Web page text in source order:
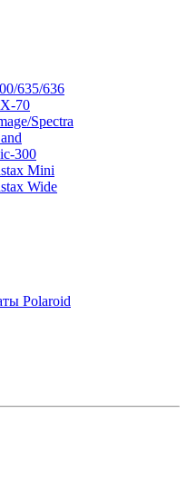
635/636
70
Spectra
300
Mini
Wide
Polaroid